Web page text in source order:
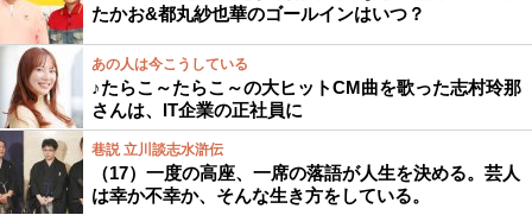
たかお&都丸紗也華のゴールインはいつ？
あの人は今こうしている
♪たらこ～たらこ～の大ヒットCM曲を歌った志村玲那
さんは、IT企業の正社員に
巷説 立川談志水滸伝
（17）一度の高座、一席の落語が人生を決める。芸人
は幸か不幸か、そんな生き方をしている。